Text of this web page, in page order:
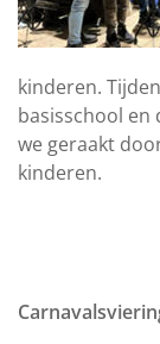
kinderen.
basisschool en
we geraakt
kinderen.